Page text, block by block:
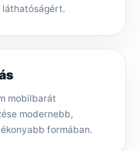
mobilbarát
modernebb,
formában.